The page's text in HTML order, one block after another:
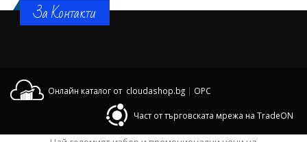
За Контакти
Онлайн каталог от cloudashop.bg | OPC
Част от търговската мрежа на TradeON